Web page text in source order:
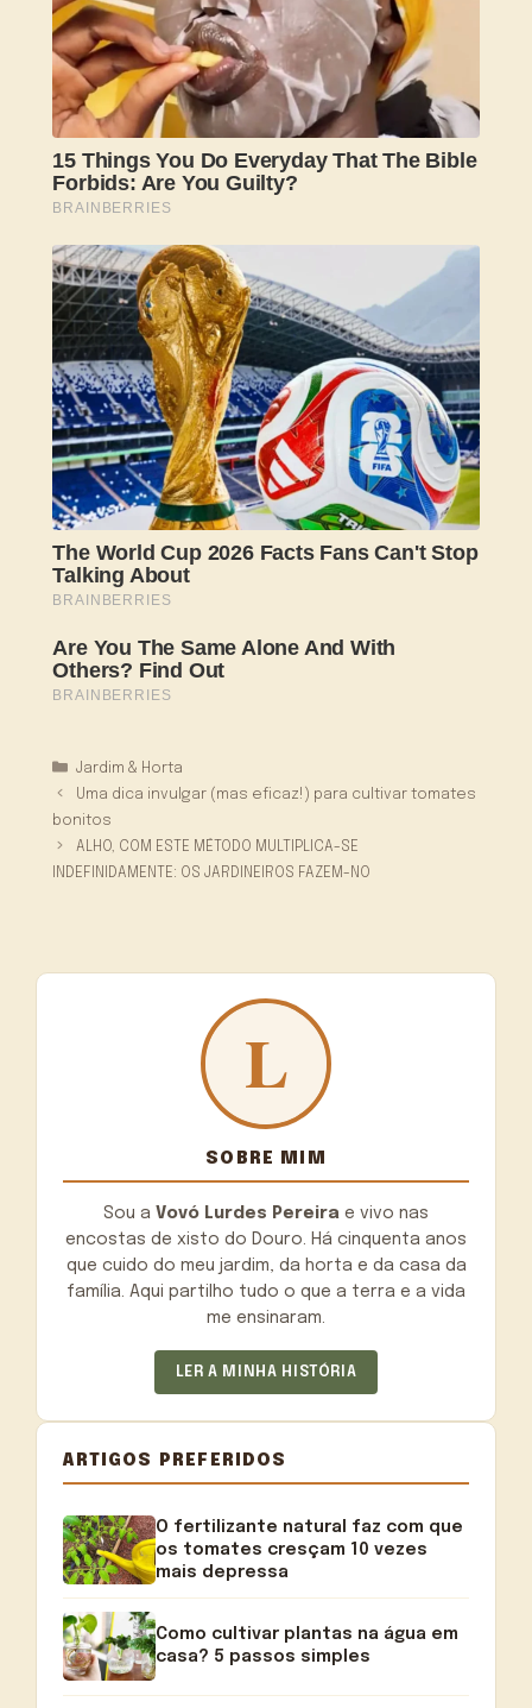
Categorias
Jardim & Horta
Uma dica invulgar (mas eficaz!) para cultivar tomates
bonitos
ALHO, COM ESTE MÉTODO MULTIPLICA-SE
INDEFINIDAMENTE: OS JARDINEIROS FAZEM-NO
SOBRE MIM
Sou a Vovó Lurdes Pereira e vivo nas
encostas de xisto do Douro. Há cinquenta anos
que cuido do meu jardim, da horta e da casa da
família. Aqui partilho tudo o que a terra e a vida
me ensinaram.
LER A MINHA HISTÓRIA
ARTIGOS PREFERIDOS
O fertilizante natural faz com que
os tomates cresçam 10 vezes
mais depressa
Como cultivar plantas na água em
casa? 5 passos simples